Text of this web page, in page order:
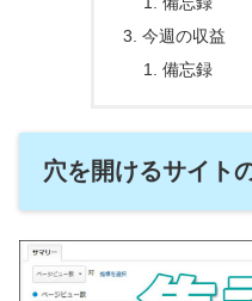
今週の収益
備忘録
穴を開けるサイト